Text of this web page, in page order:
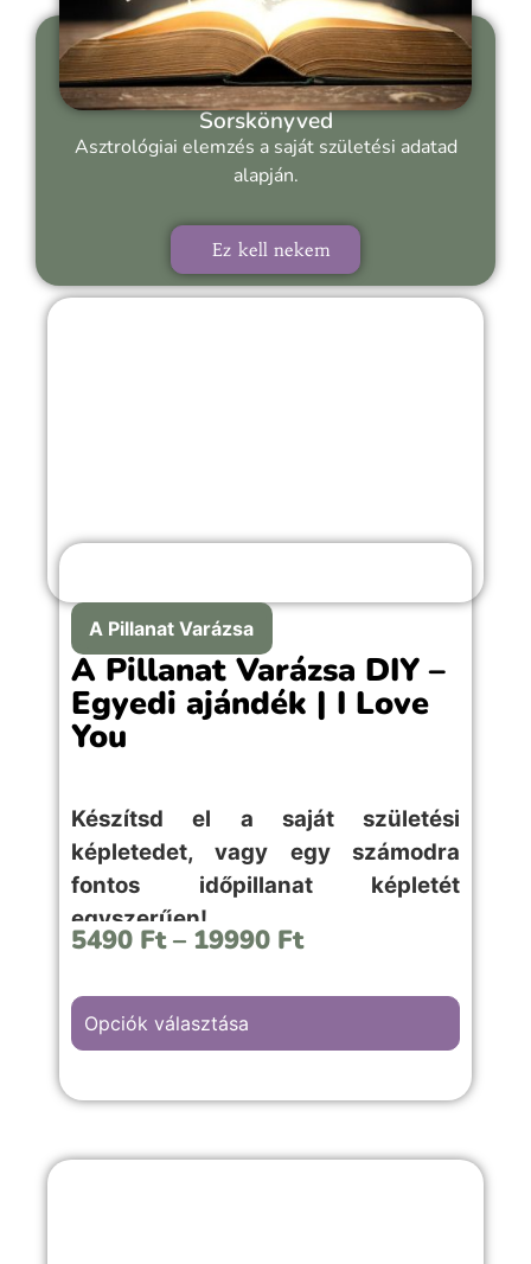
Sorskönyved
Asztrológiai elemzés a saját születési adatad
alapján.
Ez kell nekem
A Pillanat Varázsa
A Pillanat Varázsa DIY –
Egyedi ajándék | I Love
You
Készítsd el a saját születési
képletedet, vagy egy számodra
fontos időpillanat képletét
egyszerűen!
Az “I Love You” hátterű kép választása,
emlékekkel teli örömteli pillanathoz
5490 Ft – 19990 Ft
Opciók választása